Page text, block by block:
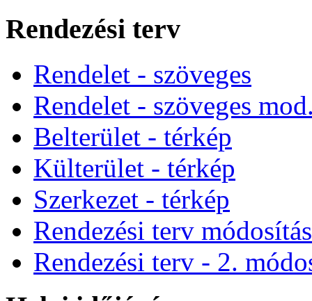
Rendezési terv
Rendelet - szöveges
Rendelet - szöveges
Belterület - térkép
Külterület - térkép
Szerkezet - térkép
Rendezési terv
Rendezési terv - 2.